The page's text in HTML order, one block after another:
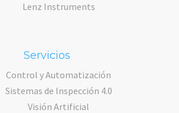
Lenz Instruments
Servicios
Control y Automatización
Sistemas de Inspección 4.0
Visión Artificial